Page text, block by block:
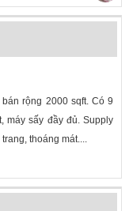
rộng 2000 sqft. Có 9
máy sấy đầy đủ. Supply
thoáng mát....